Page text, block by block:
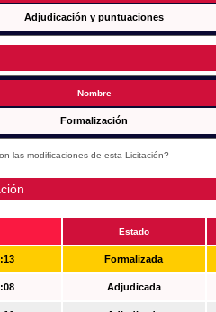
Adjudicación y puntuaciones
Nombre
Formalización
las modificaciones de esta Licitación?
Estado
Formalizada
Adjudicada